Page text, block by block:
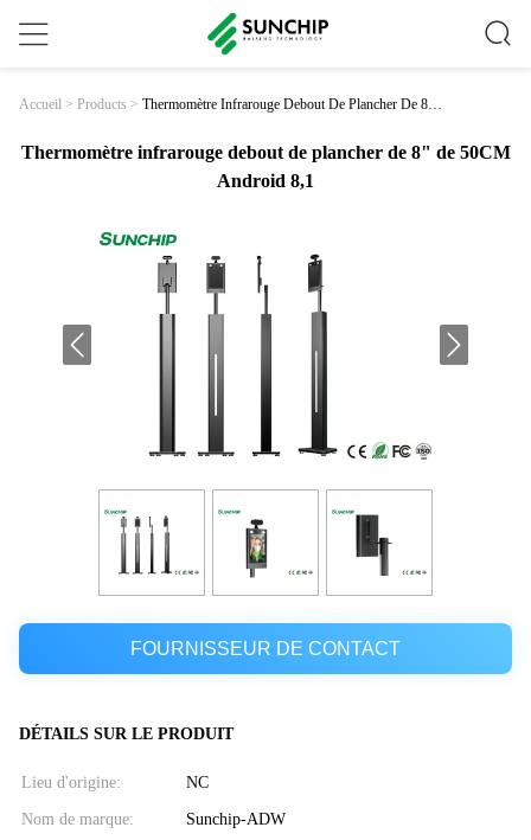
Accueil > Products > Thermomètre Infrarouge Debout De Plancher De 8"
Thermomètre infrarouge debout de plancher de 8" de 50CM
Android 8,1
FOURNISSEUR DE CONTACT
DÉTAILS SUR LE PRODUIT
Lieu d'origine: NC
Nom de marque: Sunchip-ADW